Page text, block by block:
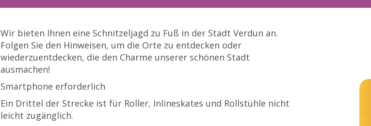
Wir bieten Ihnen eine Schnitzeljagd zu Fuß in der Stadt Verdun an.
Folgen Sie den Hinweisen, um die Orte zu entdecken oder
wiederzuentdecken, die den Charme unserer schönen Stadt
ausmachen!
Smartphone erforderlich
Ein Drittel der Strecke ist für Roller, Inlineskates und Rollstühle nicht
leicht zugänglich.